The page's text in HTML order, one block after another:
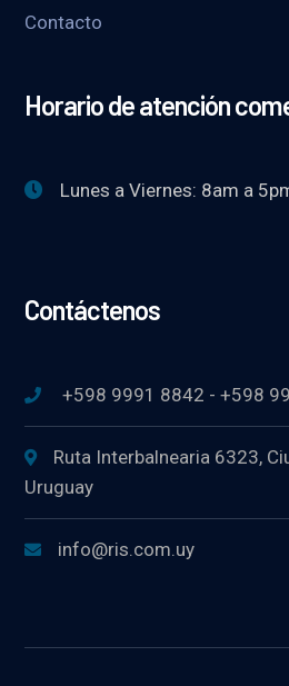
Contacto
Horario de atención
Lunes a Viernes: 8am a
Contáctenos
+598 9991 8842 - +598
Ruta Interbalnearia 6323,
Uruguay
info@ris.com.uy